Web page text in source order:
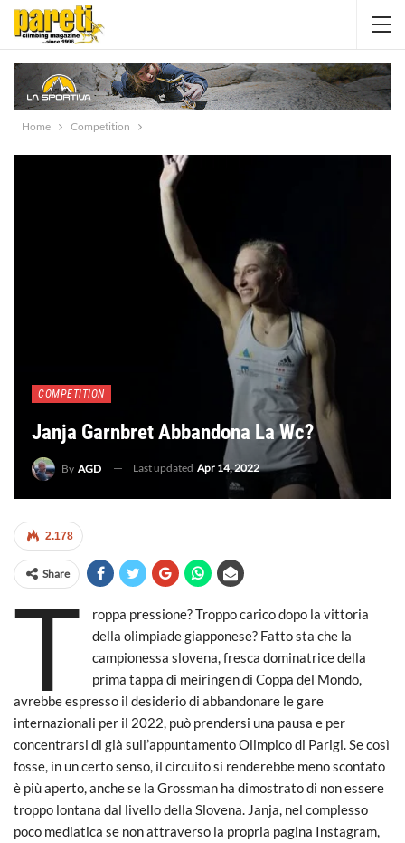
Home Competition
COMPETITION
Janja Garnbret Abbandona La Wc?
By AGD Last updated Apr 14, 2022
2.178
Share
T
roppa pressione? Troppo carico dopo la vittoria
della olimpiade giapponese? Fatto sta che la
campionessa slovena, fresca dominatrice della
prima tappa di meiringen di Coppa del Mondo,
avrebbe espresso il desiderio di abbandonare le gare
internazionali per il 2022, può prendersi una pausa e per
concentrarsi di già sull’appuntamento Olimpico di Parigi. Se così
fosse, in un certo senso, il circuito si renderebbe meno scontato
è più aperto, anche se la Grossman ha dimostrato di non essere
troppo lontana dal livello della Slovena. Janja, nel complesso
poco mediatica se non attraverso la propria pagina Instagram,